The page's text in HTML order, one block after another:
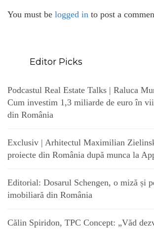
You must be logged in to post a
Editor Picks
Podcastul Real Estate Talks | Raluca
Cum investim 1,3 miliarde de euro în
din România
Exclusiv | Arhitectul Maximilian
proiecte din România după munca la
Editorial: Dosarul Schengen, o miză și
imobiliară din România
Călin Spiridon, TPC Concept: „Văd